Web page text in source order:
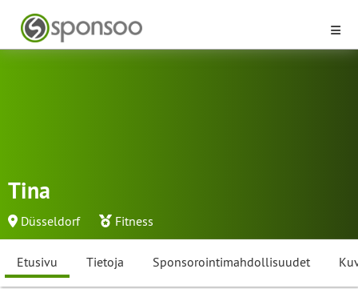
Tina
Düsseldorf Fitness
Etusivu Tietoja Sponsorointimahdollisuudet